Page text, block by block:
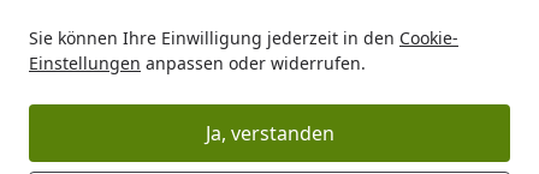
Sie können Ihre Einwilligung jederzeit in den Cookie-
Einstellungen anpassen oder widerrufen.
Ja, verstanden
BLACK 8" (20,0 cm)